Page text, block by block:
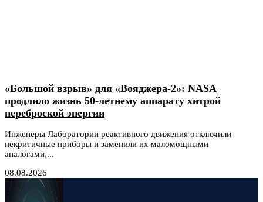
«Большой взрыв» для «Вояджера-2»: NASA
продлило жизнь 50-летнему аппарату хитрой
переброской энергии
Инженеры Лаборатории реактивного движения отключили
некритичные приборы и заменили их маломощными
аналогами,...
08.08.2026